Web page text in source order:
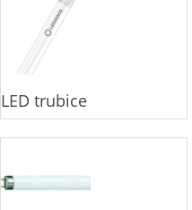
LED trubice